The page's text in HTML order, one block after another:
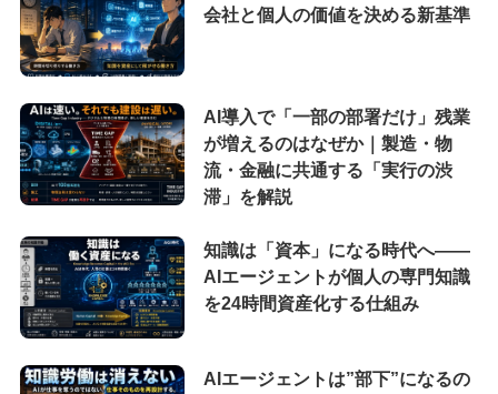
会社と個人の価値を決める新基準
AI導入で「一部の部署だけ」残業
が増えるのはなぜか｜製造・物
流・金融に共通する「実行の渋
滞」を解説
知識は「資本」になる時代へ——
AIエージェントが個人の専門知識
を24時間資産化する仕組み
AIエージェントは”部下”になるの